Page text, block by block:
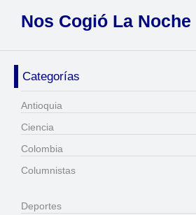
Nos Cogió La Noche
Categorías
Antioquia
Ciencia
Colombia
Columnistas
Deportes